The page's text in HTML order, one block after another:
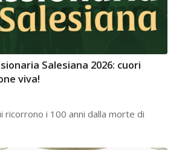
Salesiana 2026: cuori
viva!
ricorrono i 100 anni dalla morte di